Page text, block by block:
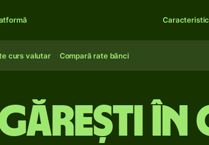
curs valutar Compară rate bănci